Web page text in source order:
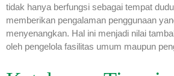
tidak hanya berfungsi sebagai tempat
memberikan pengalaman penggunaan
menyenangkan. Hal ini menjadi nilai
oleh pengelola fasilitas umum maupun